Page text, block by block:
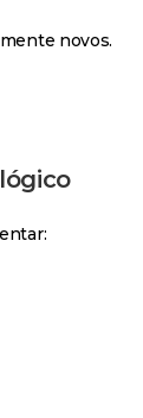
novos.